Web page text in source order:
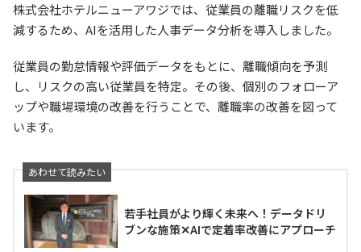
株式会社ホテルニューアワジでは、従業員の離職リスクを低
減するため、AIを活用した人事データ分析を導入しました。
従業員の勤怠情報や評価データをもとに、離職傾向を予測
し、リスクの高い従業員を特定。その後、個別のフォローア
ップや職場環境の改善を行うことで、離職率の改善を図って
います。
若手社員がより輝く未来へ！データドリ
ブンな施策✕AIで定着率改善にアプローチ